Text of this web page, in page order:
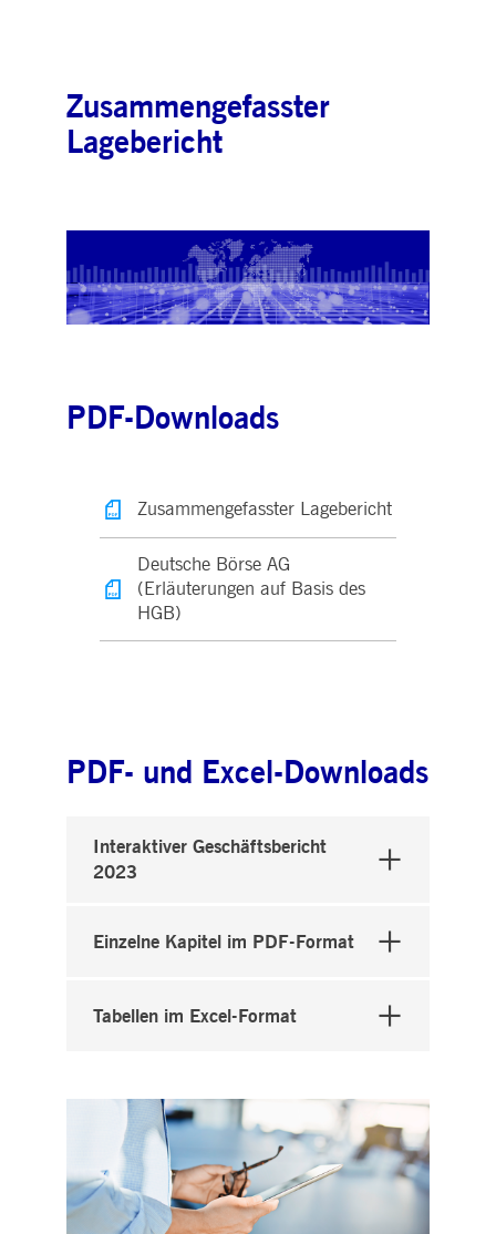
Zusammengefasster
Lagebericht
PDF-Downloads
Zusammengefasster Lagebericht
Deutsche Börse AG
(Erläuterungen auf Basis des
HGB)
PDF- und Excel-Downloads
Interaktiver Geschäftsbericht
2023
Einzelne Kapitel im PDF-Format
Tabellen im Excel-Format